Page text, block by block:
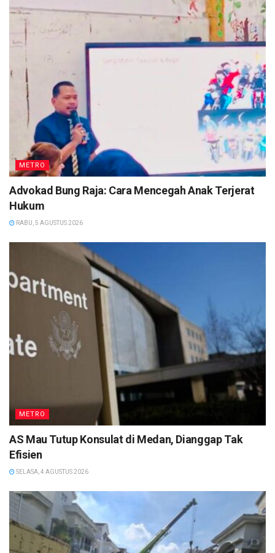
METRO
Advokad Bung Raja: Cara Mencegah Anak Terjerat
Hukum
RABU, 5 AGUSTUS 2026
METRO
AS Mau Tutup Konsulat di Medan, Dianggap Tak
Efisien
SELASA, 4 AGUSTUS 2026